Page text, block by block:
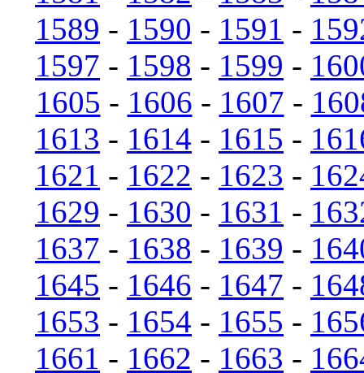
1589 - 1590 - 1591 -
1597 - 1598 - 1599 -
1605 - 1606 - 1607 -
1613 - 1614 - 1615 -
1621 - 1622 - 1623 -
1629 - 1630 - 1631 -
1637 - 1638 - 1639 -
1645 - 1646 - 1647 -
1653 - 1654 - 1655 -
1661 - 1662 - 1663 -